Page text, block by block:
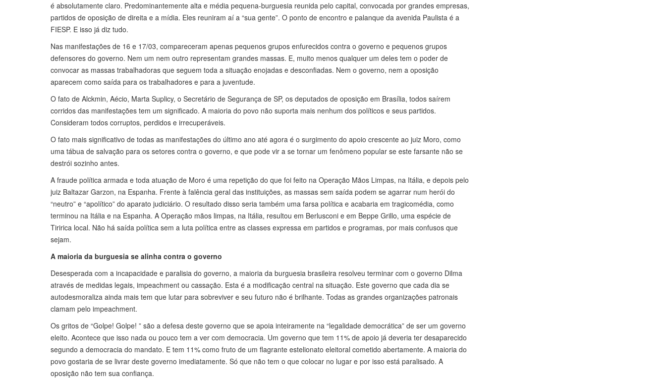
é absolutamente claro. Predominantemente alta e média pequena-burguesia reunida pelo capital, convocada por grandes empresas,
partidos de oposição de direita e a mídia. Eles reuniram aí a “sua gente”. O ponto de encontro e palanque da avenida Paulista é a
FIESP. E isso já diz tudo.
Nas manifestações de 16 e 17/03, compareceram apenas pequenos grupos enfurecidos contra o governo e pequenos grupos
defensores do governo. Nem um nem outro representam grandes massas. E, muito menos qualquer um deles tem o poder de
convocar as massas trabalhadoras que seguem toda a situação enojadas e desconfiadas. Nem o governo, nem a oposição
aparecem como saída para os trabalhadores e para a juventude.
O fato de Alckmin, Aécio, Marta Suplicy, o Secretário de Segurança de SP, os deputados de oposição em Brasília, todos saírem
corridos das manifestações tem um significado. A maioria do povo não suporta mais nenhum dos políticos e seus partidos.
Consideram todos corruptos, perdidos e irrecuperáveis.
O fato mais significativo de todas as manifestações do último ano até agora é o surgimento do apoio crescente ao juiz Moro, como
uma tábua de salvação para os setores contra o governo, e que pode vir a se tornar um fenômeno popular se este farsante não se
destrói sozinho antes.
A fraude política armada e toda atuação de Moro é uma repetição do que foi feito na Operação Mãos Limpas, na Itália, e depois pelo
juiz Baltazar Garzon, na Espanha. Frente à falência geral das instituições, as massas sem saída podem se agarrar num herói do
“neutro” e “apolítico” do aparato judiciário. O resultado disso seria também uma farsa política e acabaria em tragicomédia, como
terminou na Itália e na Espanha. A Operação mãos limpas, na Itália, resultou em Berlusconi e em Beppe Grillo, uma espécie de
Tiririca local. Não há saída política sem a luta política entre as classes expressa em partidos e programas, por mais confusos que
sejam.
A maioria da burguesia se alinha contra o governo
Desesperada com a incapacidade e paralisia do governo, a maioria da burguesia brasileira resolveu terminar com o governo Dilma
através de medidas legais, impeachment ou cassação. Esta é a modificação central na situação. Este governo que cada dia se
autodesmoraliza ainda mais tem que lutar para sobreviver e seu futuro não é brilhante. Todas as grandes organizações patronais
clamam pelo impeachment.
Os gritos de “Golpe! Golpe! ” são a defesa deste governo que se apoia inteiramente na “legalidade democrática” de ser um governo
eleito. Acontece que isso nada ou pouco tem a ver com democracia. Um governo que tem 11% de apoio já deveria ter desaparecido
segundo a democracia do mandato. E tem 11% como fruto de um flagrante estelionato eleitoral cometido abertamente. A maioria do
povo gostaria de se livrar deste governo imediatamente. Só que não tem o que colocar no lugar e por isso está paralisado. A
oposição não tem sua confiança.